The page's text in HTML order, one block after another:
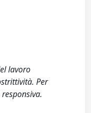
lavoro
Per